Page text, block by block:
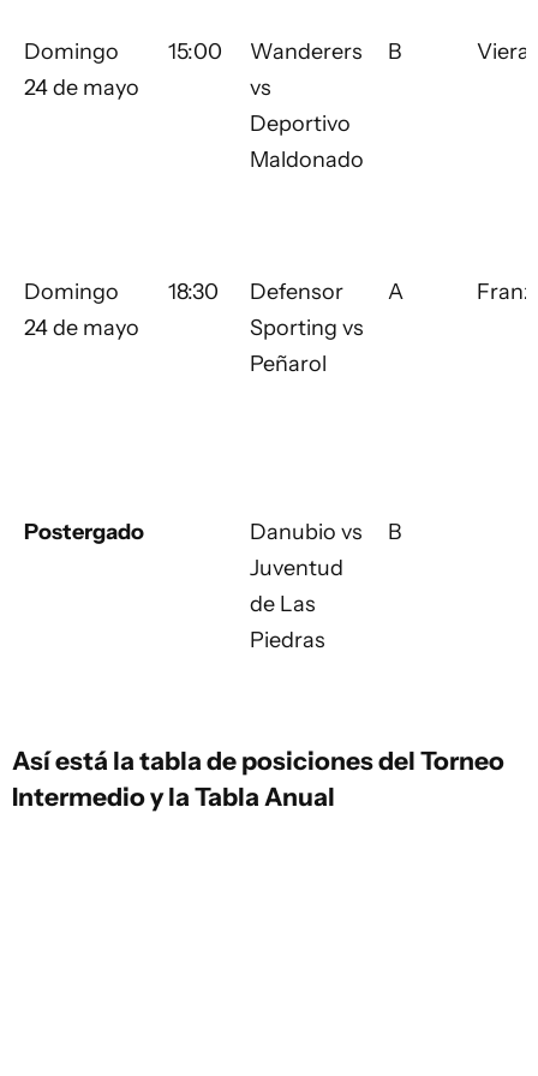
Domingo
24 de mayo
15:00
Wanderers
vs
Deportivo
Maldonado
B Viera
Domingo
24 de mayo
18:30
Defensor
Sporting vs
Peñarol
A
Postergado
Danubio vs
Juventud
de Las
Piedras
B
Así está la tabla de posiciones del Torneo
Intermedio y la Tabla Anual